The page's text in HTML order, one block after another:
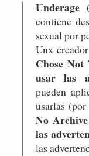
Underage
contiene
sexual por
Unx
Chose
usar las
pueden
usarlas
No
las
las